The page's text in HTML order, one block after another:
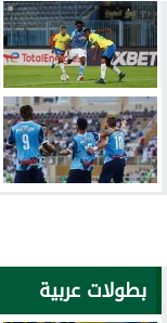
بطولات عربية